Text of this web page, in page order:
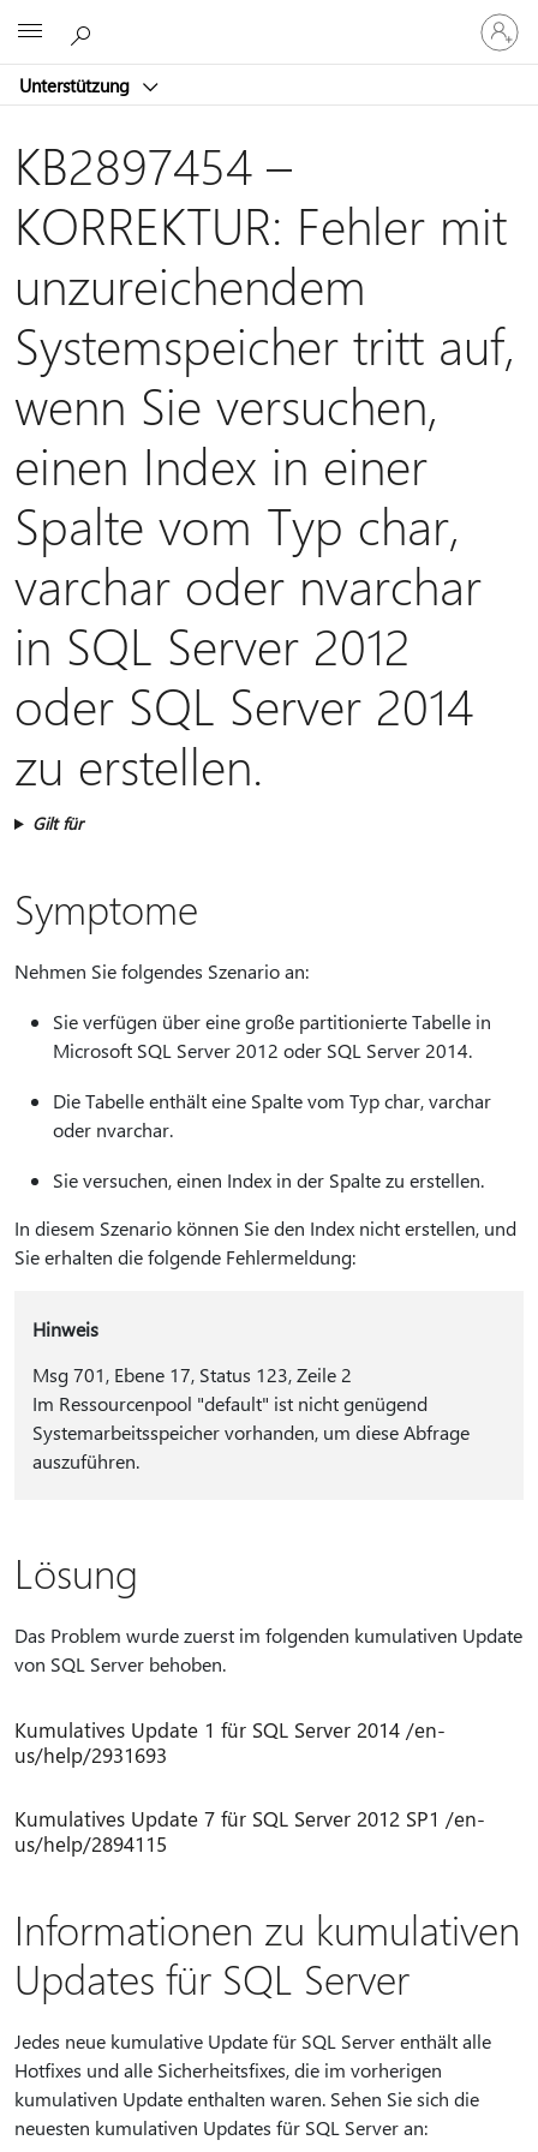
Unterstützung
Bei
Ihrem
Konto
KB2897454 –
KORREKTUR: Fehler mit
unzureichendem
Systemspeicher tritt auf,
wenn Sie versuchen,
einen Index in einer
Spalte vom Typ char,
varchar oder nvarchar
in SQL Server 2012
oder SQL Server 2014
zu erstellen.
Gilt für
Symptome
Nehmen Sie folgendes Szenario an:
Sie verfügen über eine große partitionierte Tabelle in
Microsoft SQL Server 2012 oder SQL Server 2014.
Die Tabelle enthält eine Spalte vom Typ char, varchar
oder nvarchar.
Sie versuchen, einen Index in der Spalte zu erstellen.
In diesem Szenario können Sie den Index nicht erstellen, und
Sie erhalten die folgende Fehlermeldung:
Hinweis
Msg 701, Ebene 17, Status 123, Zeile 2
Im Ressourcenpool "default" ist nicht genügend
Systemarbeitsspeicher vorhanden, um diese Abfrage
auszuführen.
Lösung
Das Problem wurde zuerst im folgenden kumulativen Update
von SQL Server behoben.
Kumulatives Update 1 für SQL Server 2014 /en-
us/help/2931693
Kumulatives Update 7 für SQL Server 2012 SP1 /en-
us/help/2894115
Informationen zu kumulativen
Updates für SQL Server
Jedes neue kumulative Update für SQL Server enthält alle
Hotfixes und alle Sicherheitsfixes, die im vorherigen
kumulativen Update enthalten waren. Sehen Sie sich die
neuesten kumulativen Updates für SQL Server an: